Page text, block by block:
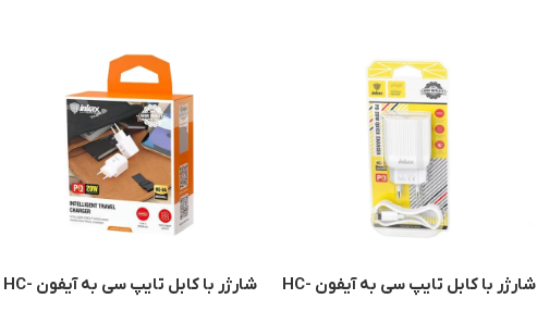
شارژر با کابل تایپ سی به آیفون HC-
شارژر با کابل تایپ سی به آیفون HC-